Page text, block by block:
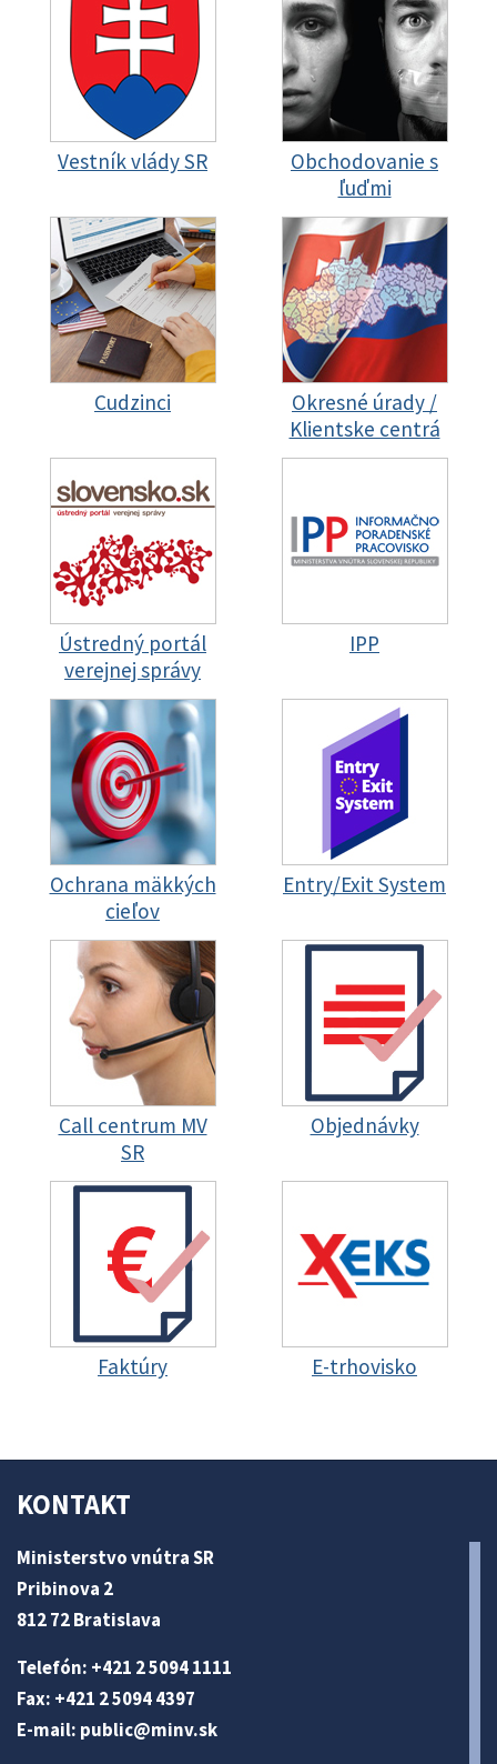
Vestník vlády SR
Obchodovanie s
ľuďmi
Cudzinci
Okresné úrady /
Klientske centrá
Ústredný portál
verejnej správy
IPP
Ochrana mäkkých
cieľov
Entry/Exit System
Call centrum MV
SR
Objednávky
Faktúry E-trhovisko
KONTAKT
Ministerstvo vnútra SR
Pribinova 2
812 72 Bratislava
Telefón: +421 2 5094 1111
Fax: +421 2 5094 4397
E-mail: public@minv.sk